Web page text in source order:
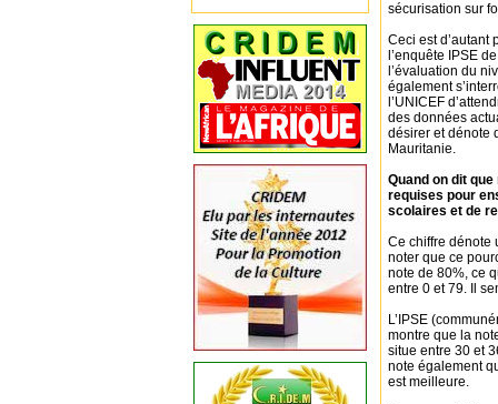
sécurisation sur
Ceci est d’autant
l’enquête IPSE
l’évaluation du
également
l’UNICEF
des données
désirer et dénote
Mauritanie.
Quand on dit
requises pour
scolaires et de
Ce chiffre dénote
noter que ce
note de 80%, ce
entre 0 et 79. Il
L’IPSE
montre que la
situe entre 30 et
note également
est meilleure.